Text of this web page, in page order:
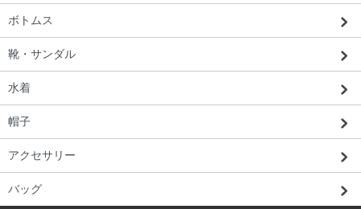
ボトムス
靴・サンダル
水着
帽子
アクセサリー
バッグ